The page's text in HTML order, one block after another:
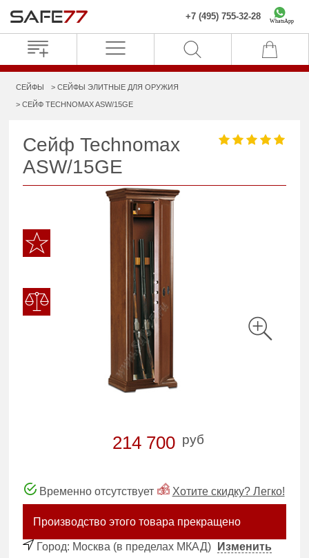
+7 (495) 755-32-28 WhatsApp
СЕЙФЫ СЕЙФЫ ЭЛИТНЫЕ ДЛЯ ОРУЖИЯ
СЕЙФ TECHNOMAX ASW/15GE
Сейф Technomax
ASW/15GE
214 700 руб
Временно отсутствует Хотите скидку? Легко!
Производство этого товара прекращено
Город: Москва (в пределах МКАД)
Изменить